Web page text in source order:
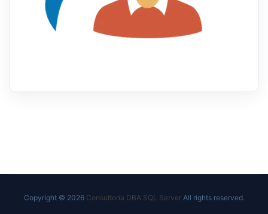
Copyright © 2026 Consultoria DBA SQL ServerAll rights reserved.